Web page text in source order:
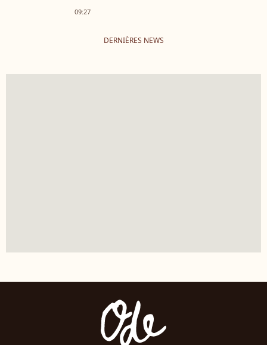
Cotillard
09:27
DERNIÈRES NEWS